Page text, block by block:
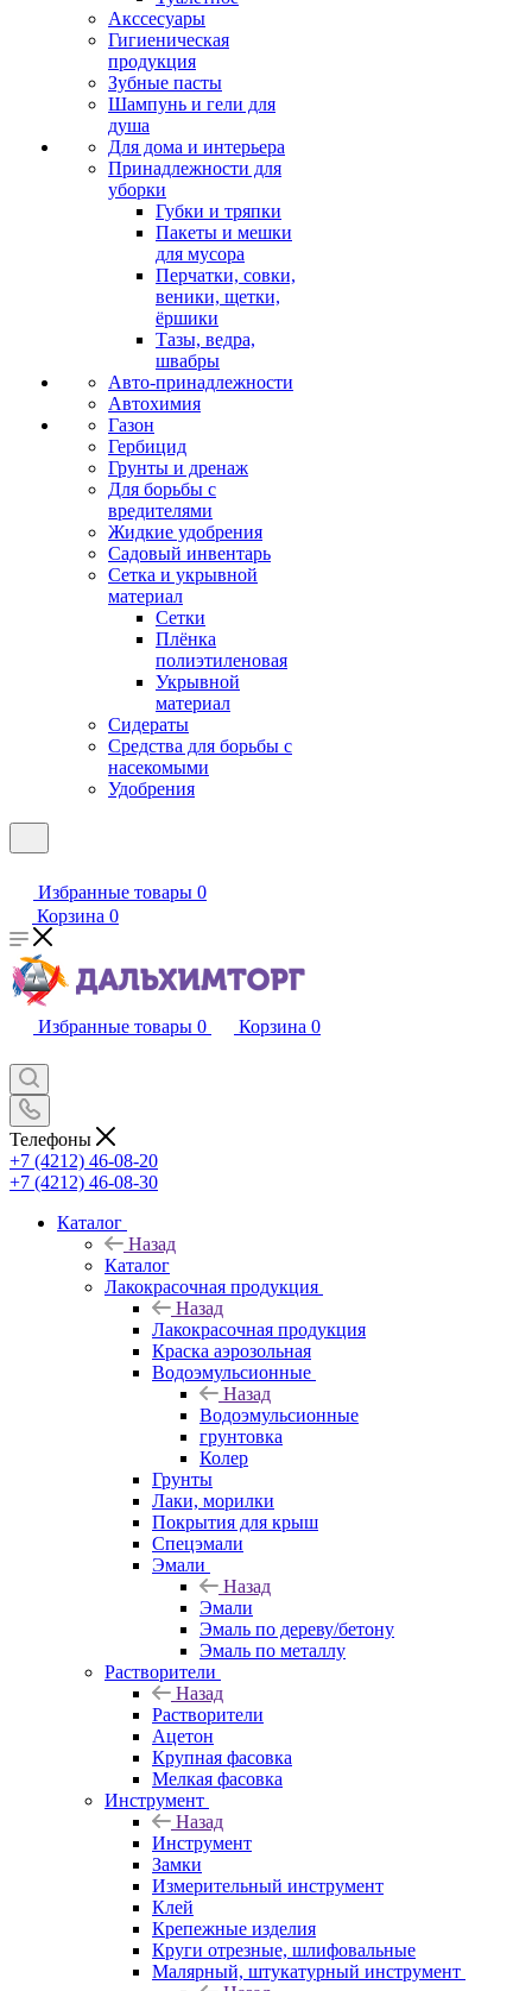
Акссесуары
Гигиеническая
продукция
Зубные пасты
Шампунь и гели для
душа
Для дома и интерьера
Принадлежности для
уборки
Губки и тряпки
Пакеты и мешки
для мусора
Перчатки, совки,
веники, щетки,
ёршики
Тазы, ведра,
швабры
Авто-принадлежности
Автохимия
Газон
Гербицид
Грунты и дренаж
Для борьбы с
вредителями
Жидкие удобрения
Садовый инвентарь
Сетка и укрывной
материал
Сетки
Плёнка
полиэтиленовая
Укрывной
материал
Сидераты
Средства для борьбы с
насекомыми
Удобрения
Избранные товары 0
Корзина 0
Избранные товары 0 Корзина 0
Телефоны
+7 (4212) 46-08-20
+7 (4212) 46-08-30
Каталог
Назад
Каталог
Лакокрасочная продукция
Назад
Лакокрасочная продукция
Краска аэрозольная
Водоэмульсионные
Назад
Водоэмульсионные
грунтовка
Колер
Грунты
Лаки, морилки
Покрытия для крыш
Спецэмали
Эмали
Назад
Эмали
Эмаль по дереву/бетону
Эмаль по металлу
Растворители
Назад
Растворители
Ацетон
Крупная фасовка
Мелкая фасовка
Инструмент
Назад
Инструмент
Замки
Измерительный инструмент
Клей
Крепежные изделия
Круги отрезные, шлифовальные
Малярный, штукатурный инструмент